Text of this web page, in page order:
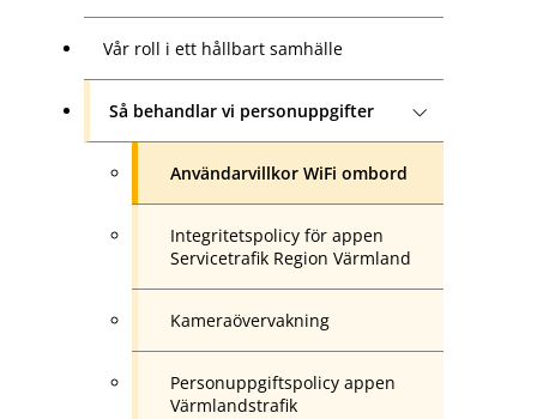
Vår roll i ett hållbart samhälle
Så behandlar vi personuppgifter
Användarvillkor WiFi ombord
Integritetspolicy för appen
Servicetrafik Region Värmland
Kameraövervakning
Personuppgiftspolicy appen
Värmlandstrafik